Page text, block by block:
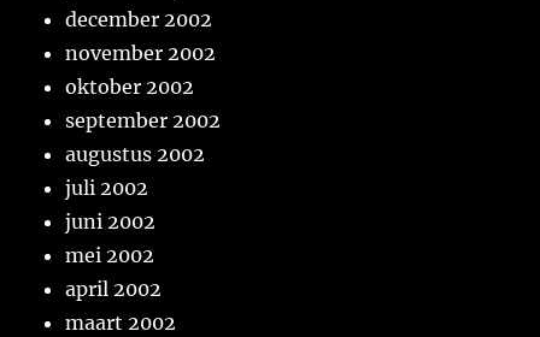
december 2002
november 2002
oktober 2002
september 2002
augustus 2002
juli 2002
juni 2002
mei 2002
april 2002
maart 2002